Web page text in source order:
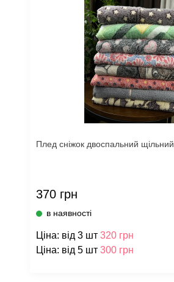
Плед сніжок двоспальний щільний
370 грн
в наявності
Ціна: від 3 шт 320 грн
Ціна: від 5 шт 300 грн